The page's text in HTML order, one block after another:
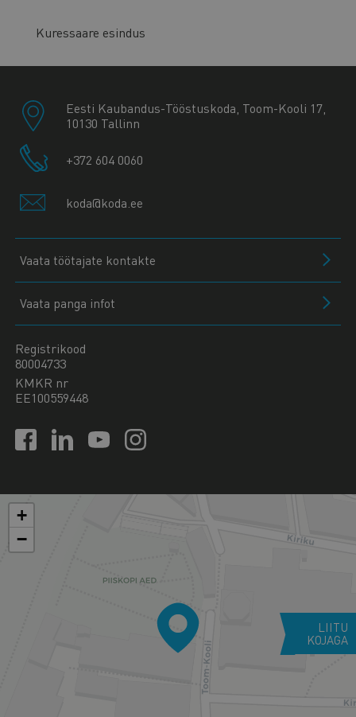
Kuressaare esindus
Eesti Kaubandus-Tööstuskoda, Toom-Kooli 17,
10130 Tallinn
+372 604 0060
koda@koda.ee
Vaata töötajate kontakte
Vaata panga infot
Registrikood
80004733
KMKR nr
EE100559448
+
−
LIITU
KOJAGA